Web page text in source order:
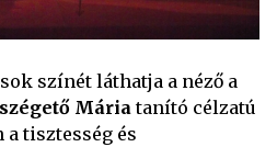
színét láthatja a néző a
Mária tanító célzatú
a tisztesség és